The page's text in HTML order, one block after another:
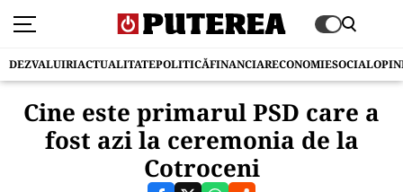
DEZVALUIRIACTUALITATEPOLITICĂFINANCIARECONOMIESOCIAL
Cine este primarul PSD care a
fost azi la ceremonia de la
Cotroceni